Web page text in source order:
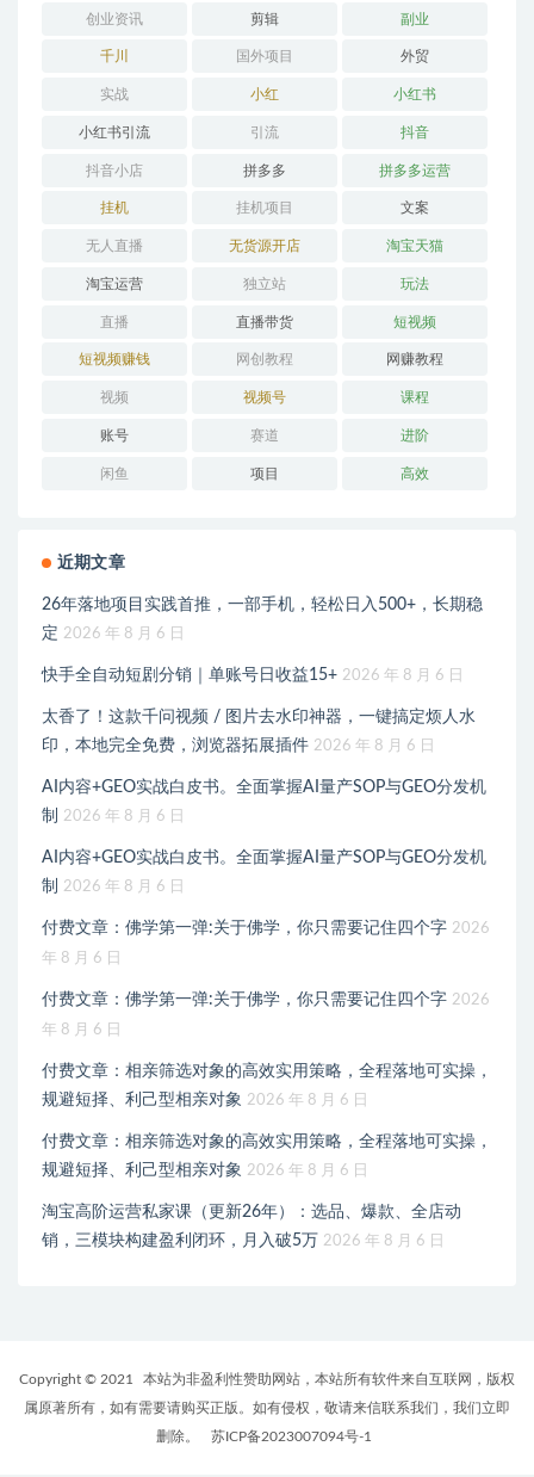
创业资讯 剪辑 副业
千川 国外项目 外贸
实战 小红 小红书
小红书引流 引流 抖音
抖音小店 拼多多 拼多多运营
挂机 挂机项目 文案
无人直播 无货源开店 淘宝天猫
淘宝运营 独立站 玩法
直播 直播带货 短视频
短视频赚钱 网创教程 网赚教程
视频 视频号 课程
账号 赛道 进阶
闲鱼 项目 高效
近期文章
26年落地项目实践首推，一部手机，轻松日入500+，长期稳
定 2026 年 8 月 6 日
快手全自动短剧分销｜单账号日收益15+ 2026 年 8 月 6 日
太香了！这款千问视频 / 图片去水印神器，一键搞定烦人水
印，本地完全免费，浏览器拓展插件 2026 年 8 月 6 日
AI内容+GEO实战白皮书。全面掌握AI量产SOP与GEO分发机
制
2026 年 8 月 6 日
AI内容+GEO实战白皮书。全面掌握AI量产SOP与GEO分发机
制
2026 年 8 月 6 日
付费文章：佛学第一弹:关于佛学，你只需要记住四个字 2026
年 8 月 6 日
付费文章：佛学第一弹:关于佛学，你只需要记住四个字 2026
年 8 月 6 日
付费文章：相亲筛选对象的高效实用策略，全程落地可实操，
规避短择、利己型相亲对象 2026 年 8 月 6 日
付费文章：相亲筛选对象的高效实用策略，全程落地可实操，
规避短择、利己型相亲对象 2026 年 8 月 6 日
淘宝高阶运营私家课（更新26年）：选品、爆款、全店动
销，三模块构建盈利闭环，月入破5万 2026 年 8 月 6 日
Copyright © 2021
本站为非盈利性赞助网站，本站所有软件来自互联网，版权
属原著所有，如有需要请购买正版。如有侵权，敬请来信联系我们，我们立即
删除。
苏ICP备2023007094号-1